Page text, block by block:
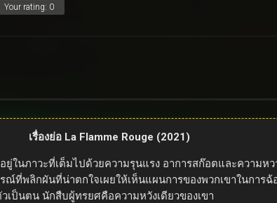
Your rating: 0
เรื่องย่อ La Flamme Rouge (2021)
ภาวะที่เต็มไปด้วยความรุนแรง อาการสก๊อตและความหวา
ที่พลิกผันที่น่าตกใจเผยให้เห็นแผนการของพวกเขาในการ
เป็นตน นักสืบผู้ทรยศคือความหวังเดียวของเขา